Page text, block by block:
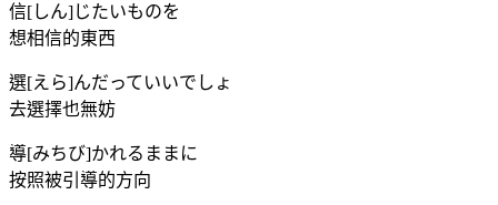
信[しん]じたいものを
想相信的東西
選[えら]んだっていいでしょ
去選擇也無妨
導[みちび]かれるままに
按照被引導的方向